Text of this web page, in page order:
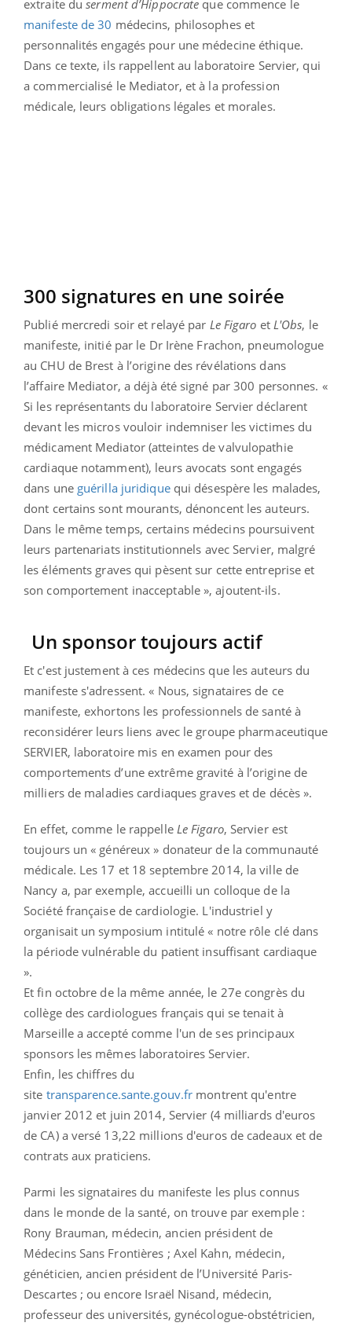
extraite duserment d’Hippocrate que commence le
manifeste de 30 médecins, philosophes et
personnalités engagés pour une médecine éthique.
Dans ce texte, ils rappellent au laboratoire Servier, qui
a commercialisé le Mediator, et à la profession
médicale, leurs obligations légales et morales.
300 signatures en une soirée
Publié mercredi soir et relayé par Le Figaro et L'Obs, le
manifeste, initié par le Dr Irène Frachon, pneumologue
au CHU de Brest à l’origine des révélations dans
l’affaire Mediator, a déjà été signé par 300 personnes. «
Si les représentants du laboratoire Servier déclarent
devant les micros vouloir indemniser les victimes du
médicament Mediator (atteintes de valvulopathie
cardiaque notamment), leurs avocats sont engagés
dans une guérilla juridiquequi désespère les malades,
dont certains sont mourants, dénoncent les auteurs.
Dans le même temps, certains médecins poursuivent
leurs partenariats institutionnels avec Servier, malgré
les éléments graves qui pèsent sur cette entreprise et
son comportement inacceptable », ajoutent-ils.
Un sponsor toujours actif
Et c'est justement à ces médecins que les auteurs du
manifeste s'adressent. « Nous, signataires de ce
manifeste, exhortons les professionnels de santé à
reconsidérer leurs liens avec le groupe pharmaceutique
SERVIER, laboratoire mis en examen pour des
comportements d’une extrême gravité à l’origine de
milliers de maladies cardiaques graves et de décès ».
En effet, comme le rappelle Le Figaro, Servier est
toujours un « généreux » donateur de la communauté
médicale. Les 17 et 18 septembre 2014, la ville de
Nancy a, par exemple, accueilli un colloque de la
Société française de cardiologie. L'industriel y
organisait un symposium intitulé « notre rôle clé dans
la période vulnérable du patient insuffisant cardiaque
».
Et fin octobre de la même année, le 27e congrès du
collège des cardiologues français qui se tenait à
Marseille a accepté comme l'un de ses principaux
sponsors les mêmes laboratoires Servier.
Enfin, les chiffres du
site transparence.sante.gouv.fr montrent qu'entre
janvier 2012 et juin 2014, Servier (4 milliards d'euros
de CA) a versé 13,22 millions d'euros de cadeaux et de
contrats aux praticiens.
Parmi les signataires du manifeste les plus connus
dans le monde de la santé, on trouve par exemple :
Rony Brauman, médecin, ancien président de
Médecins Sans Frontières ; Axel Kahn, médecin,
généticien, ancien président de l’Université Paris-
Descartes ; ou encore Israël Nisand, médecin,
professeur des universités, gynécologue-obstétricien,